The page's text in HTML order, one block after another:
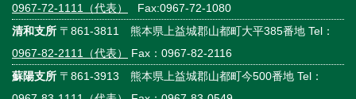
0967-72-1111（代表）
Fax:0967-72-1080
清和支所 〒861-3811 熊本県上益城郡山都町大平385番地 Tel：
0967-82-2111（代表）
Fax：0967-82-2116
蘇陽支所 〒861-3913 熊本県上益城郡山都町今500番地 Tel：